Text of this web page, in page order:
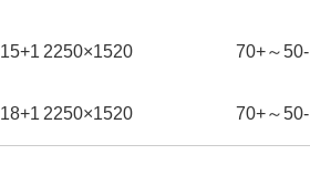
-50～+70
1520×2250
15+1
-50～+70
1520×2250
18+1